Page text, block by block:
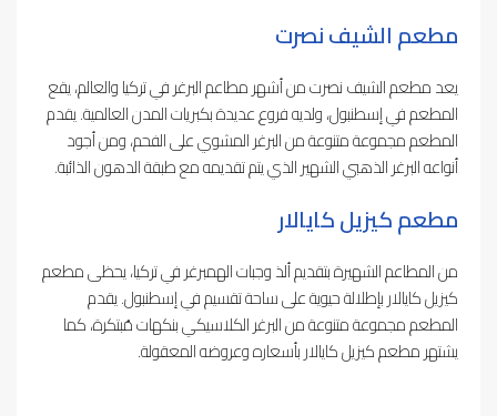
مطعم الشيف نصرت
يعد مطعم الشيف نصرت من أشهر مطاعم البرغر في تركيا والعالم، يقع
المطعم في إسطنبول، ولديه فروع عديدة بكبريات المدن العالمية. يقدم
المطعم مجموعة متنوعة من البرغر المشوي على الفحم، ومن أجود
أنواعه البرغر الذهبي الشهير الذي يتم تقديمه مع طبقة الدهون الذائبة.
مطعم كيزيل كايالار
من المطاعم الشهيرة بتقديم ألذ وجبات الهمبرغر في تركيا، يحظى مطعم
كيزيل كايالار بإطلالة حيوية على ساحة تقسيم في إسطنبول. يقدم
المطعم مجموعة متنوعة من البرغر الكلاسيكي بنكهات مُبتكرة، كما
يشتهر مطعم كيزيل كايالار بأسعاره وعروضه المعقولة.